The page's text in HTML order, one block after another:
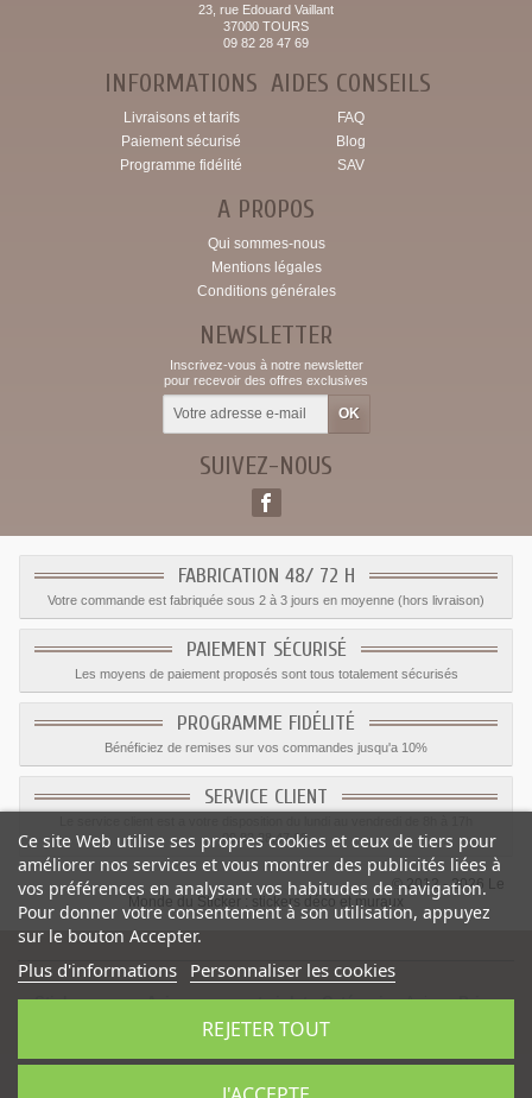
23, rue Edouard Vaillant
37000 TOURS
09 82 28 47 69
INFORMATIONS
Livraisons et tarifs
Paiement sécurisé
Programme fidélité
AIDES CONSEILS
FAQ
Blog
SAV
A PROPOS
Qui sommes-nous
Mentions légales
Conditions générales
NEWSLETTER
Inscrivez-vous à notre newsletter
pour recevoir des offres exclusives
SUIVEZ-NOUS
FABRICATION 48/ 72 H
Votre commande est fabriquée sous 2 à 3 jours en moyenne (hors livraison)
PAIEMENT SÉCURISÉ
Les moyens de paiement proposés sont tous totalement sécurisés
PROGRAMME FIDÉLITÉ
Bénéficiez de remises sur vos commandes jusqu'a 10%
SERVICE CLIENT
09.82.28.47.69.
© 2012 - 2026 Le
Monde du Sticker :
stickers déco et muraux
Sticker garçon Avion orange et violet-Catégorie:Avion-Prix:
1.59€
Ce site Web utilise ses propres cookies et ceux de tiers pour
améliorer nos services et vous montrer des publicités liées à
vos préférences en analysant vos habitudes de navigation.
Pour donner votre consentement à son utilisation, appuyez
sur le bouton Accepter.
Plus d'informations Personnaliser les cookies
REJETER TOUT